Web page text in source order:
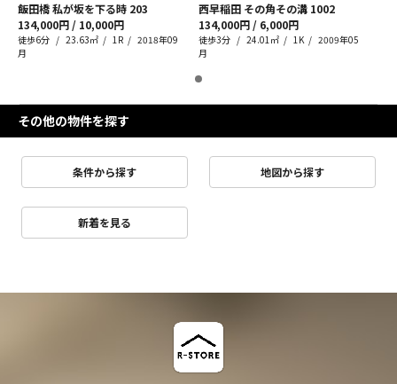
飯田橋 私が坂を下る時 203
134,000円 / 10,000円
徒歩6分 23.63㎡ 1R
2018年09
月
西早稲田 その角その溝 1002
134,000円 / 6,000円
徒歩3分 24.01㎡ 1K
2009年05
月
その他の物件を探す
条件から探す 地図から探す
新着を見る